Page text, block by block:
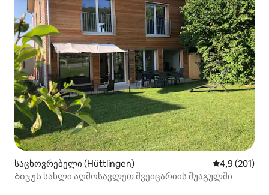
საცხოვრებელი (Hüttlingen) საშუალო
4,9 (201)
Ბიჯუს სახლი აღმოსავლეთ შვეიცარიის შუაგულში